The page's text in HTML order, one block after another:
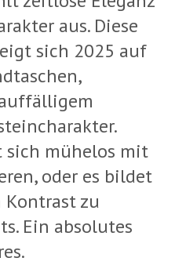
aus. Diese
sich 2025 auf
sich mühelos mit
oder es bildet
zu
Ein absolutes